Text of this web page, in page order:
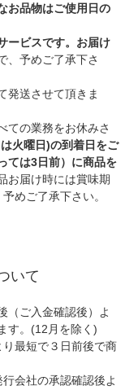
お品物はご使用日の
ービスです。お届け
、予めご了承下さ
発送させて頂きま
ての業務をお休みさ
火曜日)の到着日をご
ては3日前）に商品を
お届け時には賞味期
めご了承下さい。
いて
（ご入金確認後）よ
す。(12月を除く)
り最短で３日前後で商
行会社の承認確認後よ